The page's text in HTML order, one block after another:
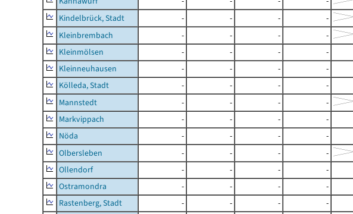
Kindelbrück, Stadt
- - -
-
Kleinbrembach
- - -
-
Kleinmölsen
- - - -
Kleinneuhausen
- - - -
Kölleda, Stadt
- - - -
Mannstedt
- - -
-
Markvippach
- - - -
Nöda
- - - -
Olbersleben
- - -
-
Ollendorf
- - - -
Ostramondra
- - - -
Rastenberg, Stadt
- - - -